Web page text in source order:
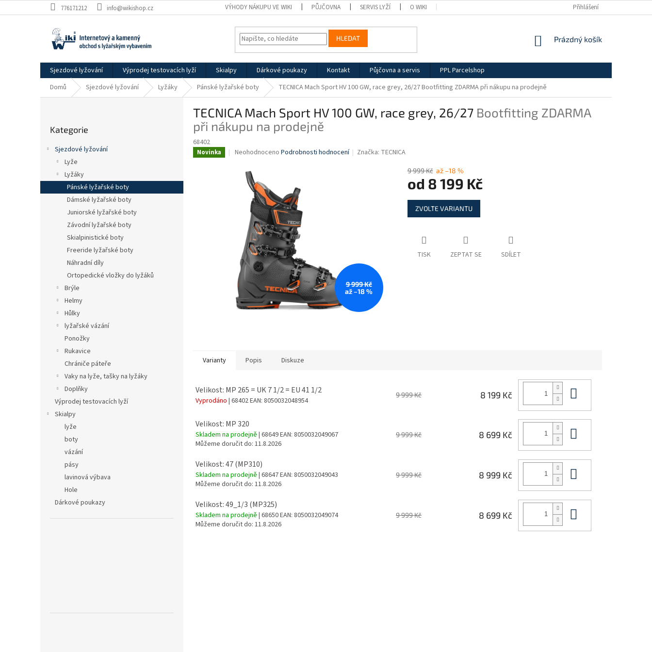
na
776171212 info@wikishop.cz VÝHODY NÁKUPU VE WIKI PŮJČOVNA SERVIS LYŽÍ O WIKI DOPRAVA A PLATBY
Přihlášení
HLEDAT
NÁKUPNÍ
Prázdný košík
Sjezdové lyžování Výprodej testovacích lyží Skialpy Dárkové poukazy Kontakt Půjčovna a servis
PPL Parcelshop
Domů
Sjezdové lyžování Lyžáky Pánské lyžařské boty TECNICA Mach Sport HV 100 GW, race grey, 26/27Bootfitting ZDARMA při nákupu na prodejně
kategorie
Kategorie
Sjezdové lyžování
Lyže
Lyžáky
Pánské lyžařské boty
Dámské lyžařské boty
Juniorské lyžařské boty
Závodní lyžařské boty
Skialpinistické boty
Freeride lyžařské boty
Náhradní díly
Ortopedické vložky do lyžáků
Brýle
Helmy
Hůlky
lyžařské vázání
Ponožky
Rukavice
Chrániče páteře
Vaky na lyže, tašky na lyžáky
Doplňky
Výprodej testovacích lyží
Skialpy
lyže
boty
vázání
pásy
lavinová výbava
Hole
Dárkové poukazy
TECNICA Mach Sport HV 100 GW, race grey, 26/27 Bootfitting ZDARMA
při nákupu na prodejně
68402
Novinka
Průměrné
produktu
hvězdiček.
Neohodnoceno Podrobnosti hodnocení Značka: TECNICA
9 999 Kč
až –18 %
9 999 Kč až –18 %
od 8 199 Kč
Měrná
cena:
ZVOLTE VARIANTU
TISK ZEPTAT SE SDÍLET
Varianty Popis Diskuze
Velikost: MP 265 = UK 7 1/2 = EU 41 1/2
Vyprodáno | 68402EAN: 8050032048954
9 999 Kč 8 199 Kč
Velikost: MP 320
Skladem na prodejně | 68649EAN: 8050032049067
Můžeme doručit do: 11.8.2026
9 999 Kč 8 699 Kč
Velikost: 47 (MP310)
Skladem na prodejně | 68647EAN: 8050032049043
Můžeme doručit do: 11.8.2026
9 999 Kč 8 999 Kč
Velikost: 49_1/3 (MP325)
Skladem na prodejně | 68650EAN: 8050032049074
Můžeme doručit do: 11.8.2026
9 999 Kč 8 699 Kč